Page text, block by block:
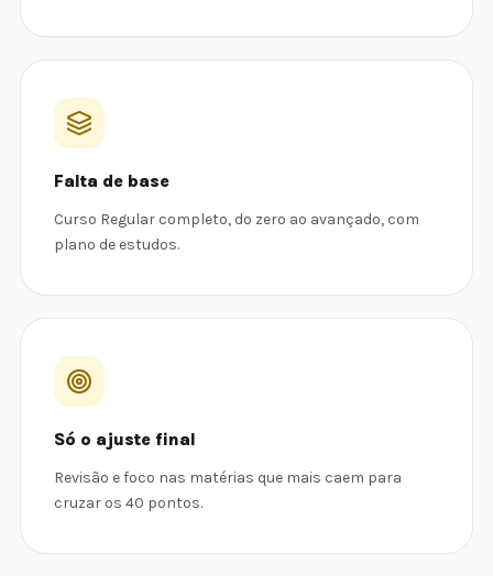
Falta de base
Curso Regular completo, do zero ao avançado, com
plano de estudos.
Só o ajuste final
Revisão e foco nas matérias que mais caem para
cruzar os 40 pontos.